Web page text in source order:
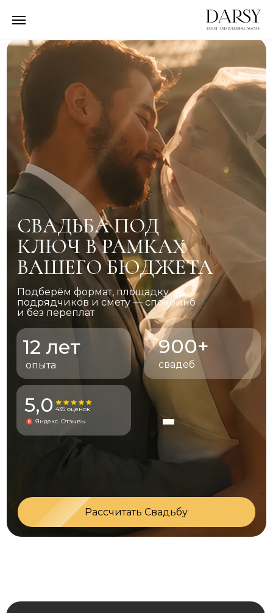
опыта
12 лет
свадеб
900+
Яндекс. Отзывы
435 оценок
5,0
СВАДЬБА ПОД
КЛЮЧ В РАМКАХ
ВАШЕГО БЮДЖЕТА
Подберём формат, площадку,
подрядчиков и смету — спокойно
и без переплат
Рассчитать Свадьбу